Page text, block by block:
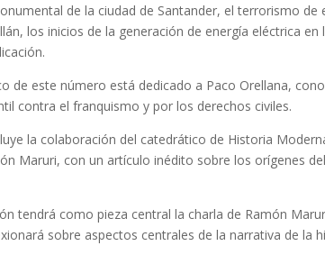
de la ciudad de Santander, el terrorismo
los inicios de la generación de energía eléctrica
de este número está dedicado a Paco Orellana,
contra el franquismo y por los derechos civiles.
la colaboración del catedrático de Historia
Maruri, con un artículo inédito sobre los orígenes
tendrá como pieza central la charla de Ramón
sobre aspectos centrales de la narrativa de la